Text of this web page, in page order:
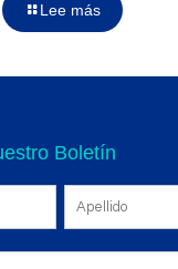
Lee más
Boletín